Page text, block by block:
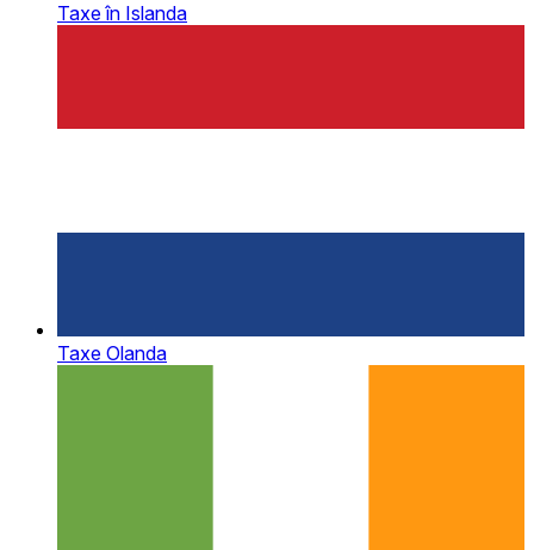
Taxe în Islanda
Taxe Olanda